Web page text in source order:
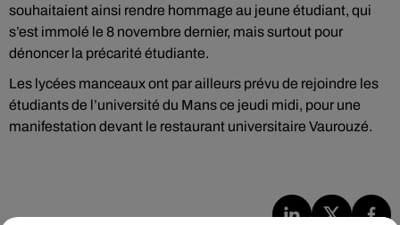
souhaitaient ainsi rendre hommage au jeune étudiant, qui
s’est immolé le 8 novembre dernier, mais surtout pour
dénoncer la précarité étudiante.
Les lycées manceaux ont par ailleurs prévu de rejoindre les
étudiants de l’université du Mans ce jeudi midi, pour une
manifestation devant le restaurant universitaire Vaurouzé.